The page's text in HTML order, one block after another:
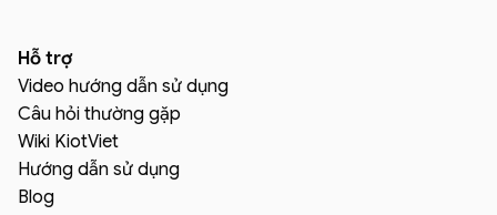
Hỗ trợ
Video hướng dẫn sử dụng
Câu hỏi thường gặp
Wiki KiotViet
Hướng dẫn sử dụng
Blog